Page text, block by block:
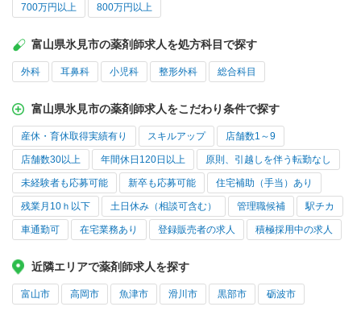
700万円以上 800万円以上
富山県氷見市の薬剤師求人を処方科目で探す
外科 耳鼻科 小児科 整形外科 総合科目
富山県氷見市の薬剤師求人をこだわり条件で探す
産休・育休取得実績有り スキルアップ 店舗数1～9
店舗数30以上 年間休日120日以上 原則、引越しを伴う転勤なし
未経験者も応募可能 新卒も応募可能 住宅補助（手当）あり
残業月10ｈ以下 土日休み（相談可含む） 管理職候補 駅チカ
車通勤可 在宅業務あり 登録販売者の求人 積極採用中の求人
近隣エリアで薬剤師求人を探す
富山市 高岡市 魚津市 滑川市 黒部市 砺波市